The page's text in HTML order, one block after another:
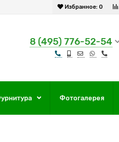
Избранное: 0
8 (495) 776-52-54
Фотогалерея